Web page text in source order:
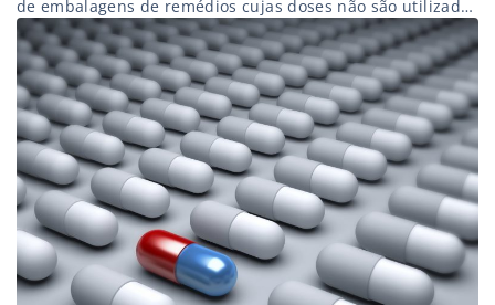
de embalagens de remédios cujas doses não são utilizadas
em sua totalidade.